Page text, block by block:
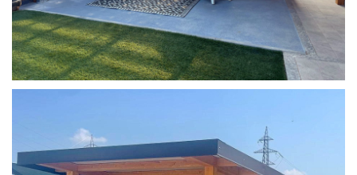
COPERTURA MOBILE 2 AUTO